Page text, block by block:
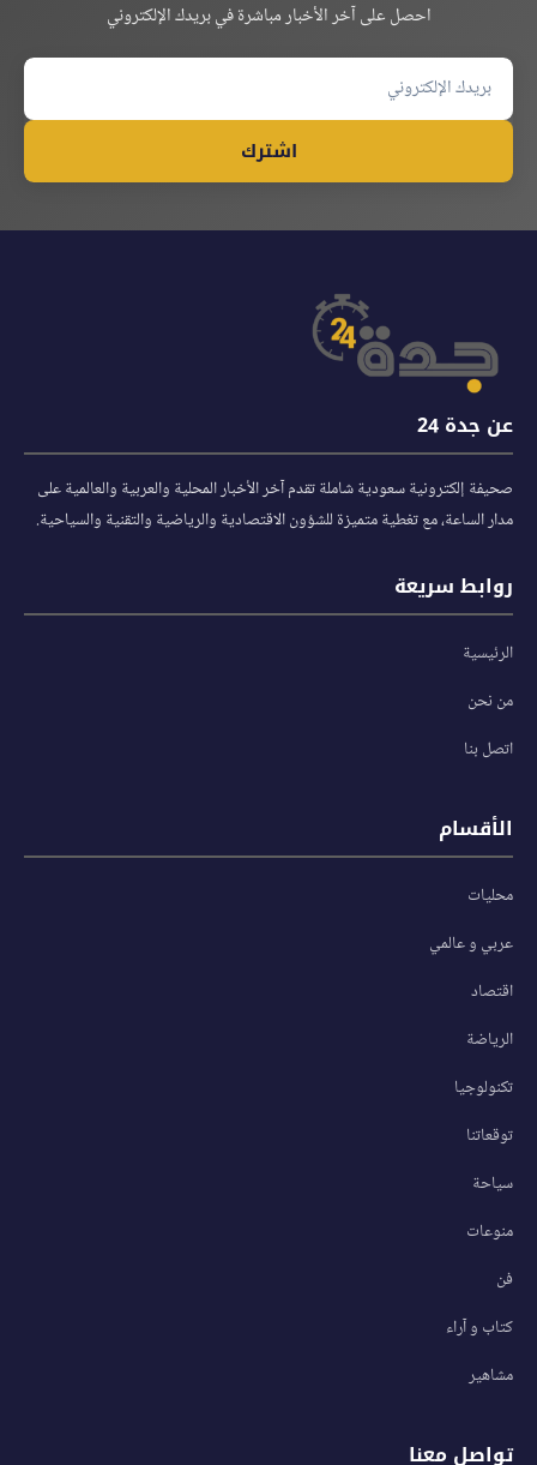
احصل على آخر الأخبار مباشرة في بريدك الإلكتروني
اشترك
عن جدة 24
صحيفة إلكترونية سعودية شاملة تقدم آخر الأخبار المحلية والعربية والعالمية على
مدار الساعة، مع تغطية متميزة للشؤون الاقتصادية والرياضية والتقنية والسياحية.
روابط سريعة
الرئيسية
من نحن
اتصل بنا
الأقسام
محليات
عربي و عالمي
اقتصاد
الرياضة
تكنولوجيا
توقعاتنا
سياحة
منوعات
فن
كتاب و آراء
مشاهير
تواصل معنا